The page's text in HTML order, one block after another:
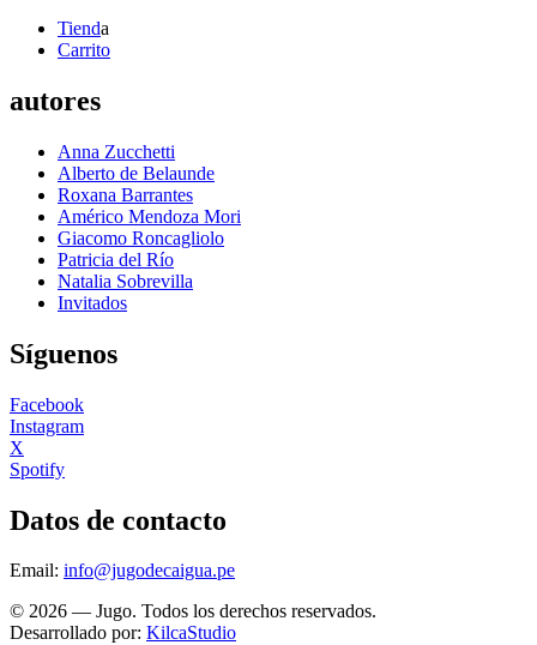
Tienda
Carrito
autores
Anna Zucchetti
Alberto de Belaunde
Roxana Barrantes
Américo Mendoza Mori
Giacomo Roncagliolo
Patricia del Río
Natalia Sobrevilla
Invitados
Síguenos
Facebook
Instagram
X
Spotify
Datos de contacto
Email: info@jugodecaigua.pe
© 2026 — Jugo. Todos los derechos reservados.
Desarrollado por: KilcaStudio